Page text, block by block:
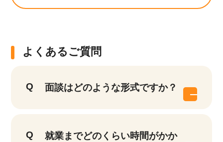
よくあるご質問
面談はどのような形式ですか？
就業までどのくらい時間がかか